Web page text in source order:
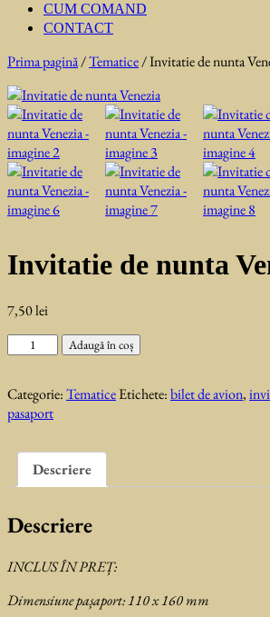
CUM COMAND
CONTACT
Prima pagină/Tematice/ Invitatie de nunta
Invitatie de nunta
7,50lei
Cantitate
nunta
Venezia
Adaugă în coș
Categorie:TematiceEtichete:bilet de avion,
pasaport
Descriere
Descriere
INCLUS ÎN PREȚ:
Dimensiune pașaport: 110 x 160 mm